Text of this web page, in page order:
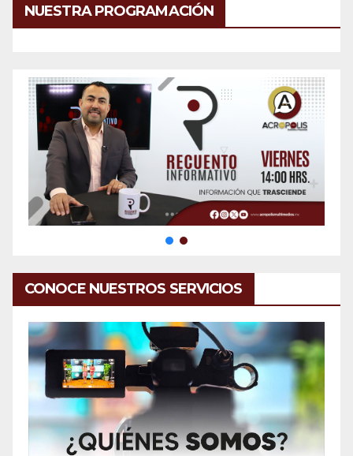
NUESTRA PROGRAMACIÓN
CONOCE NUESTROS SERVICIOS